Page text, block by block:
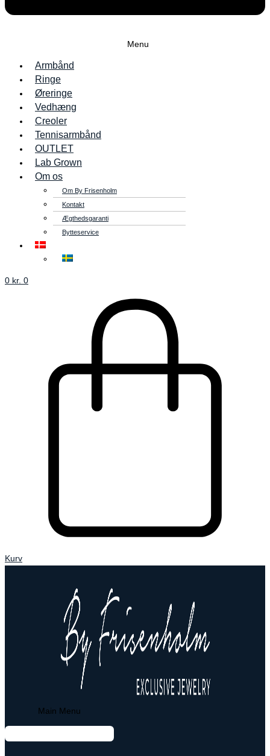
Menu
Armbånd
Ringe
Øreringe
Vedhæng
Creoler
Tennisarmbånd
OUTLET
Lab Grown
Om os
Om By Frisenholm
Kontakt
Ægthedsgaranti
Bytteservice
0 kr. 0
Kurv
Main Menu